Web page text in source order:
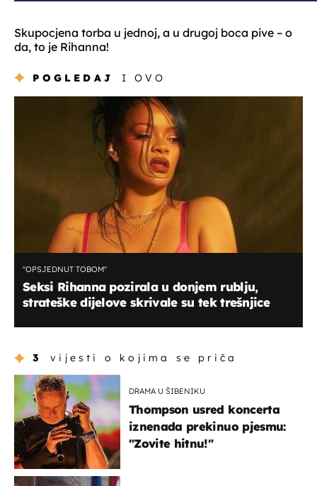
Skupocjena torba u jednoj, a u drugoj boca pive – o
da, to je Rihanna!
POGLEDAJ I OVO
''OPSJEDNUT TOBOM''
Seksi Rihanna pozirala u donjem rublju,
strateške dijelove skrivale su tek trešnjice
3 vijesti o kojima se priča
DRAMA U ŠIBENIKU
Thompson usred koncerta
iznenada prekinuo pjesmu:
"Zovite hitnu!"